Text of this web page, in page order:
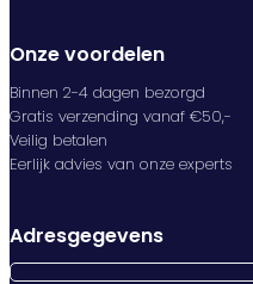
Onze voordelen
Binnen 2-4 dagen bezorgd
Gratis verzending vanaf €50,-
Veilig betalen
Eerlijk advies van onze experts
Adresgegevens